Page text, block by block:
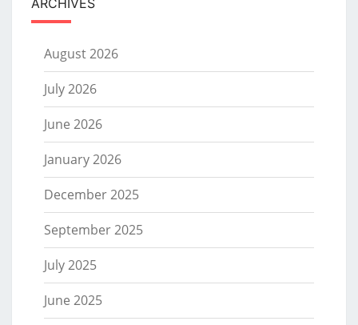
August 2026
July 2026
June 2026
January 2026
December 2025
September 2025
July 2025
June 2025